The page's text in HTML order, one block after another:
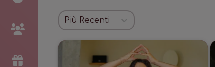
Più Recenti